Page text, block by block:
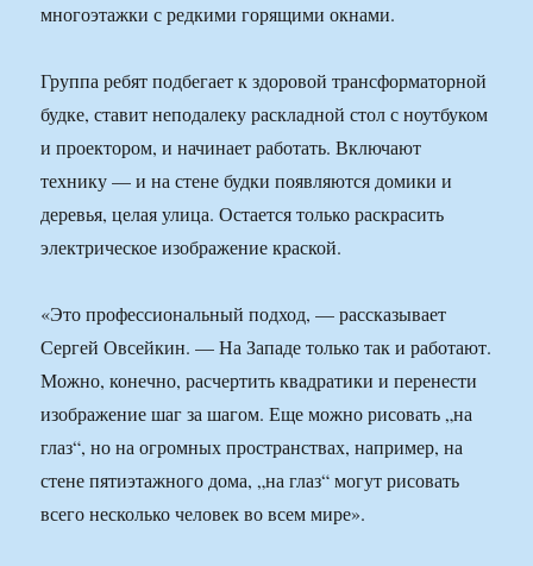
многоэтажки с редкими горящими окнами.
Группа ребят подбегает к здоровой трансформаторной
будке, ставит неподалеку раскладной стол с ноутбуком
и проектором, и начинает работать. Включают
технику — и на стене будки появляются домики и
деревья, целая улица. Остается только раскрасить
электрическое изображение краской.
«Это профессиональный подход, — рассказывает
Сергей Овсейкин. — На Западе только так и работают.
Можно, конечно, расчертить квадратики и перенести
изображение шаг за шагом. Еще можно рисовать „на
глаз“, но на огромных пространствах, например, на
стене пятиэтажного дома, „на глаз“ могут рисовать
всего несколько человек во всем мире».